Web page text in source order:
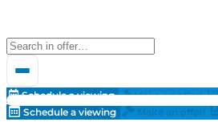
Schedule a viewing Make an offer!
Schedule a viewing
Make an offer!